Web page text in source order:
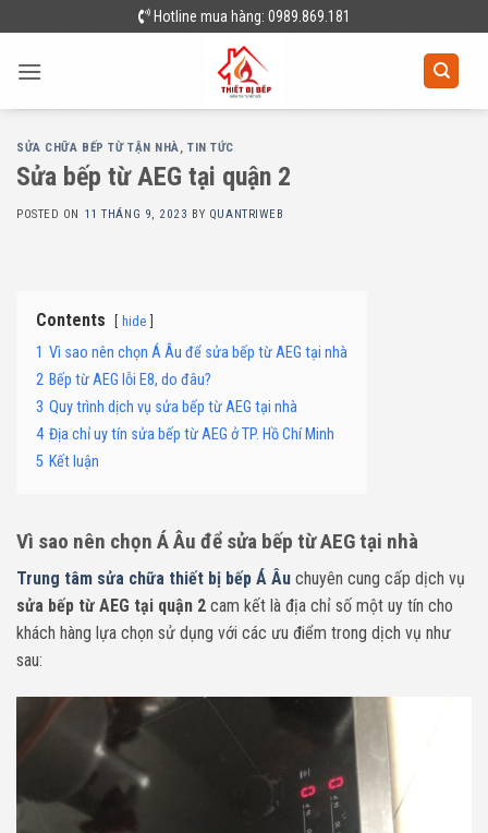
to
content
Hotline mua hàng: 0989.869.181
SỬA CHỮA BẾP TỪ TẬN NHÀ,TIN TỨC
Sửa bếp từ AEG tại quận 2
POSTED ON 11 THÁNG 9, 2023 BY QUANTRIWEB
Contents hide
1 Vì sao nên chọn Á Âu để sửa bếp từ AEG tại nhà
2 Bếp từ AEG lỗi E8, do đâu?
3 Quy trình dịch vụ sửa bếp từ AEG tại nhà
4 Địa chỉ uy tín sửa bếp từ AEG ở TP. Hồ Chí Minh
5 Kết luận
Vì sao nên chọn Á Âu để sửa bếp từ AEG tại nhà
Trung tâm sửa chữa thiết bị bếp Á Âu chuyên cung cấp dịch vụ
sửa bếp từ AEG tại quận 2 cam kết là địa chỉ số một uy tín cho
khách hàng lựa chọn sử dụng với các ưu điểm trong dịch vụ như
sau: